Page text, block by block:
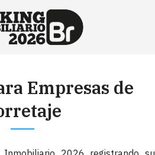
Empresas de